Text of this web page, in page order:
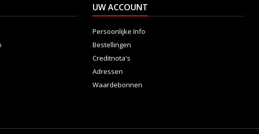
UW ACCOUNT
Persoonlijke Info
Bestellingen
Creditnota's
Adressen
Waardebonnen